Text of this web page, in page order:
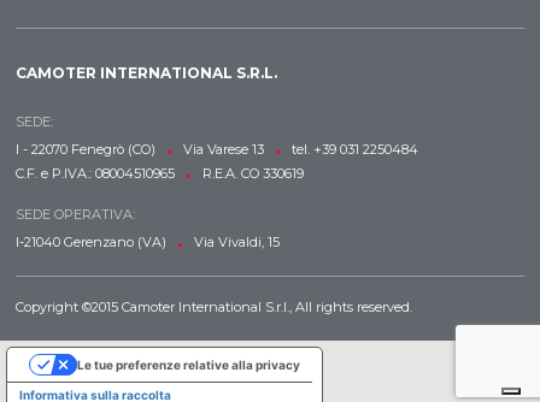
CAMOTER INTERNATIONAL S.R.L.
SEDE:
I - 22070 Fenegrò (CO)
• Via Varese 13 •
tel. +39 031 2250484
C.F. e P.IVA.: 08004510965
• R.E.A. CO 330619
SEDE OPERATIVA:
I-21040 Gerenzano (VA)
• Via Vivaldi, 15
Copyright ©2015 Camoter International S.r.l., All rights reserved.
Informativa sulla raccolta
Le tue preferenze relative alla privacy